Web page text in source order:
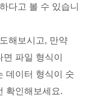
다고 볼 수 있습니
해보시고, 만약
파일 형식이
데이터 형식이 숫
확인해보세요.